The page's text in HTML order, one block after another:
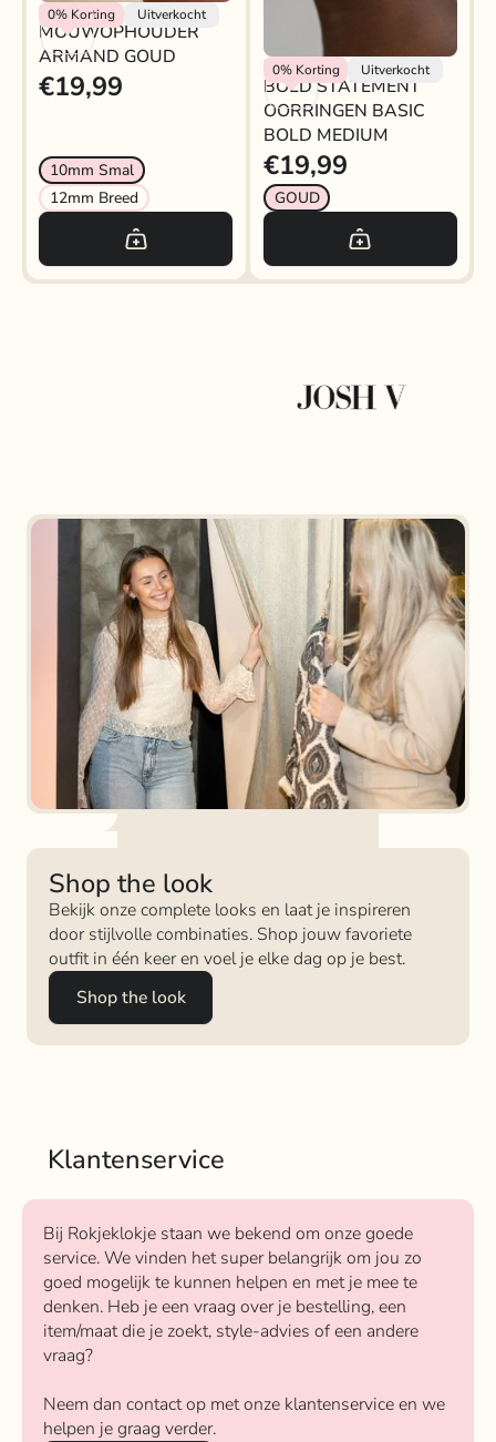
0% Korting Uitverkocht
Rokjeklokje
MOUWOPHOUDER
ARMAND GOUD
€19,99
10mm Smal
12mm Breed
BOLD STATEMENT
OORRINGEN BASIC
BOLD MEDIUM
0%Korting Uitverkocht
My Jewellery
BOLD STATEMENT
OORRINGEN BASIC
BOLD MEDIUM
€19,99
GOUD
Shop the look
Bekijk onze complete looks en laat je inspireren
door stijlvolle combinaties. Shop jouw favoriete
outfit in één keer en voel je elke dag op je best.
Shop the look
Klantenservice
Bij Rokjeklokje staan we bekend om onze goede
service. We vinden het super belangrijk om jou zo
goed mogelijk te kunnen helpen en met je mee te
denken. Heb je een vraag over je bestelling, een
item/maat die je zoekt, style-advies of een andere
vraag?
Neem dan contact op met onze klantenservice en we
helpen je graag verder.